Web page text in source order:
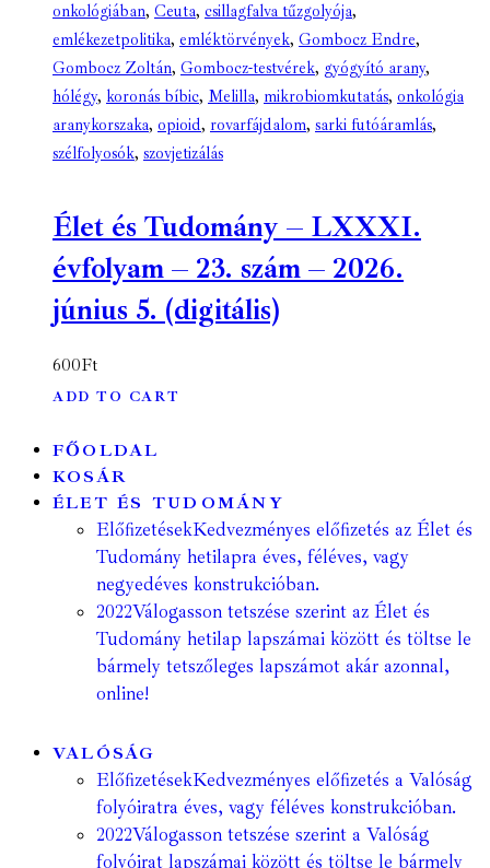
onkológiában, Ceuta, csillagfalva tűzgolyója,
emlékezetpolitika, emléktörvények, Gombocz Endre,
Gombocz Zoltán, Gombocz-testvérek, gyógyító arany,
hólégy, koronás bíbic, Melilla, mikrobiomkutatás, onkológia
aranykorszaka, opioid, rovarfájdalom, sarki futóáramlás,
szélfolyosók, szovjetizálás
Élet és Tudomány – LXXXI.
évfolyam – 23. szám – 2026.
június 5. (digitális)
600Ft
ADD TO CART
FŐOLDAL
KOSÁR
ÉLET ÉS TUDOMÁNY
ElőfizetésekKedvezményes előfizetés az Élet és
Tudomány hetilapra éves, féléves, vagy
negyedéves konstrukcióban.
2022Válogasson tetszése szerint az Élet és
Tudomány hetilap lapszámai között és töltse le
bármely tetszőleges lapszámot akár azonnal,
online!
VALÓSÁG
ElőfizetésekKedvezményes előfizetés a Valóság
folyóiratra éves, vagy féléves konstrukcióban.
2022Válogasson tetszése szerint a Valóság
folyóirat lapszámai között és töltse le bármely